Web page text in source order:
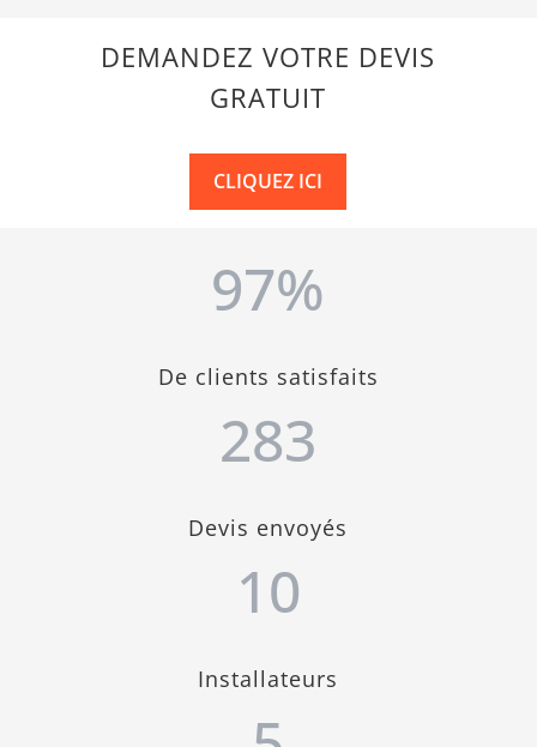
DEMANDEZ VOTRE DEVIS
GRATUIT
CLIQUEZ ICI
97%
De clients satisfaits
283
Devis envoyés
10
Installateurs